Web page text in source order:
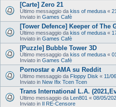
[Carte] Zero 21
Ultimo messaggio da kiss of medusa «
Inviato in Games Cafè
[Tower Defence] Keeper of The
Ultimo messaggio da kiss of medusa «
Inviato in Games Cafè
[Puzzle] Bubble Tower 3D
Ultimo messaggio da kiss of medusa «
Inviato in Games Cafè
Pornostar e AMA su Reddit
Ultimo messaggio da Floppy Disk « 11/
Inviato in New Ifix Tcen Tcen
Trans International L.A.
Ultimo messaggio da Len801 « 08/05/
Inviato in Il RE-Censore